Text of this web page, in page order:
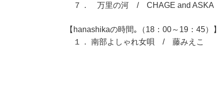
７． 万里の河 / CHAGE and ASKA
【hanashikaの時間｡（18：00～19：45）】
１． 南部よしゃれ女唄 / 藤みえこ